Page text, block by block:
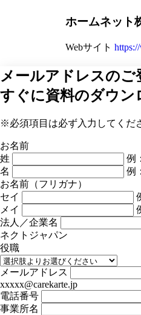
ホームネット
Webサイト
メールアドレスのご
すぐに資料のダウン
※必須項目は必ず入力してくだ
お名前
姓
例
名
例
お名前（フリガナ）
セイ
メイ
法人／企業名
ネクトジャパン
役職
メールアドレス
xxxxx@carekarte.jp
電話番号
事業所名